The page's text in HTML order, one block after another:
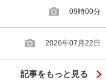
09時00分
2026年07月22日
記事をもっと見る